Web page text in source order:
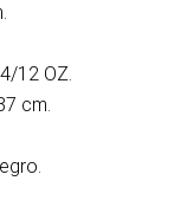
12 OZ.
cm.